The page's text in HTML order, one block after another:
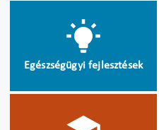
Egészségügyi fejlesztések